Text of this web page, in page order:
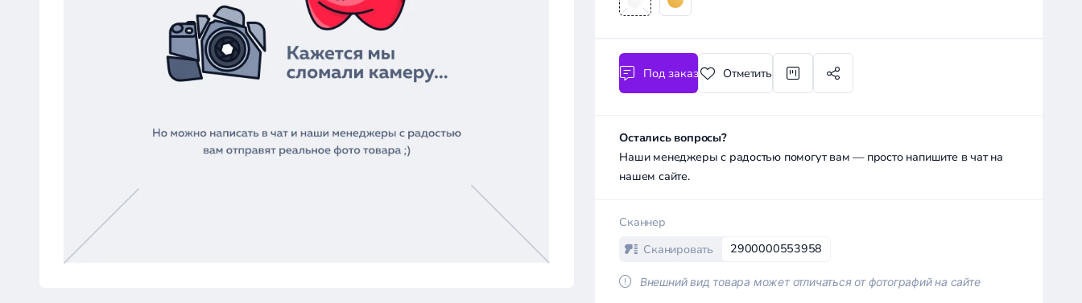
Под заказ Отметить
Остались вопросы?
Наши менеджеры с радостью помогут вам — просто напишите в чат на
нашем сайте.
Сканнер
Сканировать
2900000553958
Внешний вид товара может отличаться от фотографий на сайте